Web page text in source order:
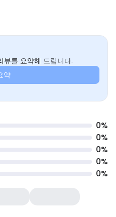
뷰를 요약해 드립니다.
약
0%
0%
0%
0%
0%